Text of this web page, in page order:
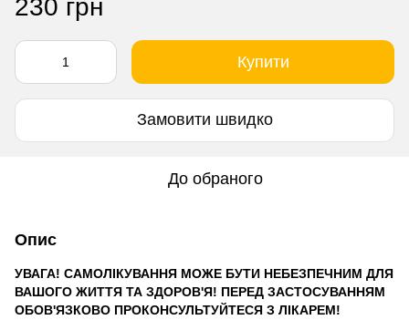
230 грн
Купити
Замовити швидко
До обраного
Опис
УВАГА! САМОЛІКУВАННЯ МОЖЕ БУТИ НЕБЕЗПЕЧНИМ ДЛЯ
ВАШОГО ЖИТТЯ ТА ЗДОРОВ'Я! ПЕРЕД ЗАСТОСУВАННЯМ
ОБОВ'ЯЗКОВО ПРОКОНСУЛЬТУЙТЕСЯ З ЛІКАРЕМ!